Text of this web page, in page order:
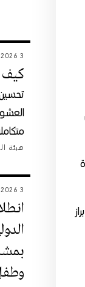
3 AUGUST 2026
كيف
تحسين
هيئة
3 AUGUST 2026